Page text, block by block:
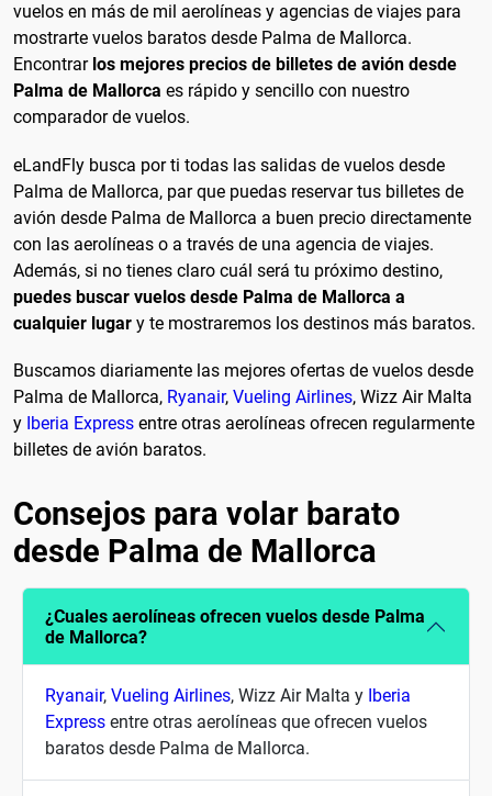
vuelos en más de mil aerolíneas y agencias de viajes para
mostrarte vuelos baratos desde Palma de Mallorca.
Encontrar los mejores precios de billetes de avión desde
Palma de Mallorca es rápido y sencillo con nuestro
comparador de vuelos.
eLandFly busca por ti todas las salidas de vuelos desde
Palma de Mallorca, par que puedas reservar tus billetes de
avión desde Palma de Mallorca a buen precio directamente
con las aerolíneas o a través de una agencia de viajes.
Además, si no tienes claro cuál será tu próximo destino,
puedes buscar vuelos desde Palma de Mallorca a
cualquier lugar y te mostraremos los destinos más baratos.
Buscamos diariamente las mejores ofertas de vuelos desde
Palma de Mallorca, Ryanair, Vueling Airlines, Wizz Air Malta
y Iberia Express entre otras aerolíneas ofrecen regularmente
billetes de avión baratos.
Consejos para volar barato
desde Palma de Mallorca
¿Cuales aerolíneas ofrecen vuelos desde Palma
de Mallorca?
Ryanair, Vueling Airlines, Wizz Air Malta y Iberia
Express entre otras aerolíneas que ofrecen vuelos
baratos desde Palma de Mallorca.